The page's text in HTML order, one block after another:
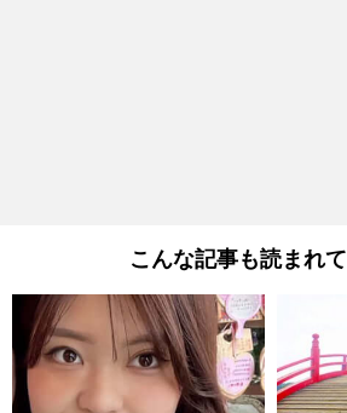
こんな記事も読まれ